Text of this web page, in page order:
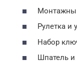
Рулетка и
Набор
Шпатель и